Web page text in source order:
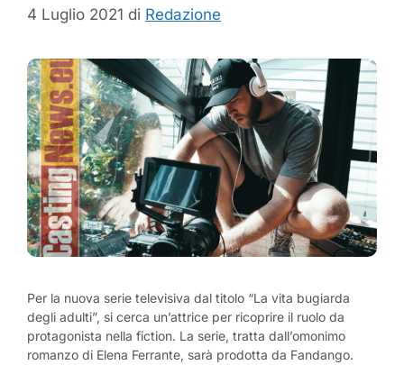
4 Luglio 2021 di Redazione
Per la nuova serie televisiva dal titolo “La vita bugiarda
degli adulti”, si cerca un’attrice per ricoprire il ruolo da
protagonista nella fiction. La serie, tratta dall’omonimo
romanzo di Elena Ferrante, sarà prodotta da Fandango.